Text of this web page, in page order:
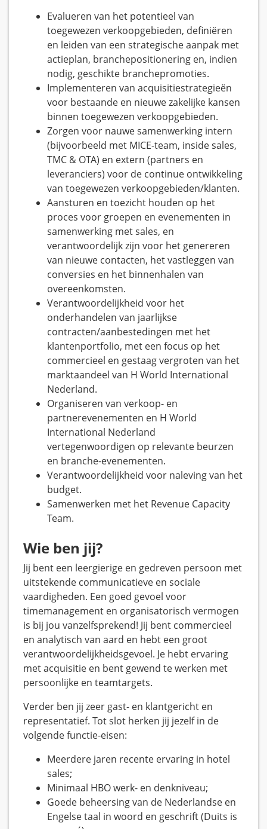
Evalueren van het potentieel van
toegewezen verkoopgebieden, definiëren
en leiden van een strategische aanpak met
actieplan, branchepositionering en, indien
nodig, geschikte branchepromoties.
Implementeren van acquisitiestrategieën
voor bestaande en nieuwe zakelijke kansen
binnen toegewezen verkoopgebieden.
Zorgen voor nauwe samenwerking intern
(bijvoorbeeld met MICE-team, inside sales,
TMC & OTA) en extern (partners en
leveranciers) voor de continue ontwikkeling
van toegewezen verkoopgebieden/klanten.
Aansturen en toezicht houden op het
proces voor groepen en evenementen in
samenwerking met sales, en
verantwoordelijk zijn voor het genereren
van nieuwe contacten, het vastleggen van
conversies en het binnenhalen van
overeenkomsten.
Verantwoordelijkheid voor het
onderhandelen van jaarlijkse
contracten/aanbestedingen met het
klantenportfolio, met een focus op het
commercieel en gestaag vergroten van het
marktaandeel van H World International
Nederland.
Organiseren van verkoop- en
partnerevenementen en H World
International Nederland
vertegenwoordigen op relevante beurzen
en branche-evenementen.
Verantwoordelijkheid voor naleving van het
budget.
Samenwerken met het Revenue Capacity
Team.
Wie ben jij?
Jij bent een leergierige en gedreven persoon met
uitstekende communicatieve en sociale
vaardigheden. Een goed gevoel voor
timemanagement en organisatorisch vermogen
is bij jou vanzelfsprekend! Jij bent commercieel
en analytisch van aard en hebt een groot
verantwoordelijkheidsgevoel. Je hebt ervaring
met acquisitie en bent gewend te werken met
persoonlijke en teamtargets.
Verder ben jij zeer gast- en klantgericht en
representatief. Tot slot herken jij jezelf in de
volgende functie-eisen:
Meerdere jaren recente ervaring in hotel
sales;
Minimaal HBO werk- en denkniveau;
Goede beheersing van de Nederlandse en
Engelse taal in woord en geschrift (Duits is